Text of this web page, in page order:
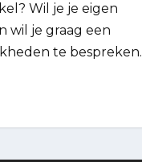
Wil je je eigen
wil je graag een
te bespreken.